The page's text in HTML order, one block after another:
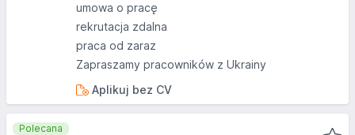
umowa o pracę
rekrutacja zdalna
praca od zaraz
Zapraszamy pracowników z Ukrainy
Aplikuj bez CV
Polecana